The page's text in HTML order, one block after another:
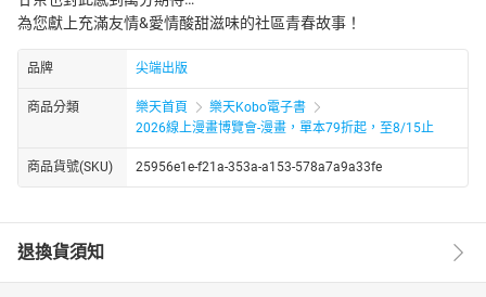
為您獻上充滿友情&愛情酸甜滋味的社區青春故事！
品牌 尖端出版
商品分類 樂天首頁
樂天Kobo電子書
2026線上漫畫博覽會-漫畫，單本79折起，至8/15止
商品貨號(SKU) 25956e1e-f21a-353a-a153-578a7a9a33fe
退換貨須知